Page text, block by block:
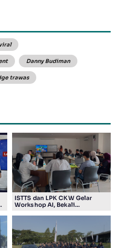
Danny Budiman
trawas
ISTTS dan LPK CKW Gelar
Workshop AI, Bekali
Digital